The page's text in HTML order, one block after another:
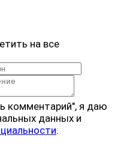
на все
комментарий", я даю
данных и
.